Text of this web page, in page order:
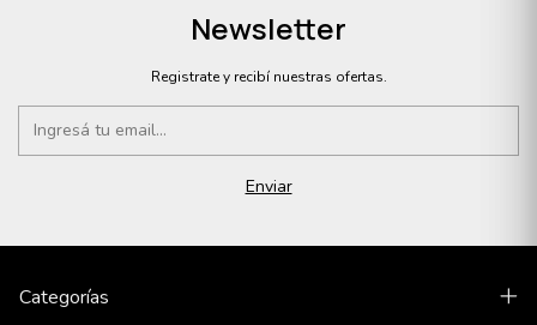
Newsletter
Registrate y recibí nuestras ofertas.
Categorías